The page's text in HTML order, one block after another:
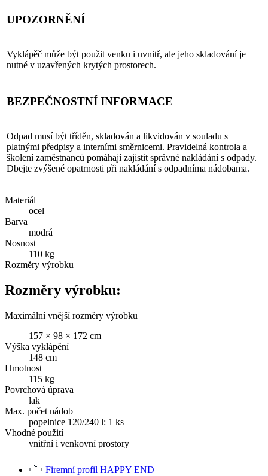
UPOZORNĚNÍ
Vyklápěč může být použit venku i uvnitř, ale jeho skladování je
nutné v uzavřených krytých prostorech.
BEZPEČNOSTNÍ INFORMACE
Odpad musí být tříděn, skladován a likvidován v souladu s
platnými předpisy a interními směrnicemi. Pravidelná kontrola a
školení zaměstnanců pomáhají zajistit správné nakládání s odpady.
Dbejte zvýšené opatrnosti při nakládání s odpadníma nádobama.
Materiál
ocel
Barva
modrá
Nosnost
110 kg
Rozměry výrobku
Rozměry výrobku:
Maximální vnější rozměry výrobku
157 × 98 × 172 cm
Výška vyklápění
148 cm
Hmotnost
115 kg
Povrchová úprava
lak
Max. počet nádob
popelnice 120/240 l: 1 ks
Vhodné použití
vnitřní i venkovní prostory
Firemní profil HAPPY END